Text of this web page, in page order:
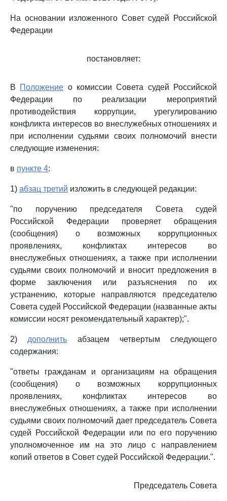
На основании изложенного Совет судей Российской
Федерации
постановляет:
В Положение о комиссии Совета судей Российской
Федерации по реализации мероприятий
противодействия коррупции, урегулированию
конфликта интересов во внеслужебных отношениях и
при исполнении судьями своих полномочий внести
следующие изменения:
в пункте 4:
1) абзац третий изложить в следующей редакции:
"по поручению председателя Совета судей
Российской Федерации проверяет обращения
(сообщения) о возможных коррупционных
проявлениях, конфликтах интересов во
внеслужебных отношениях, а также при исполнении
судьями своих полномочий и вносит предложения в
форме заключения или разъяснения по их
устранению, которые направляются председателю
Совета судей Российской Федерации (названные акты
комиссии носят рекомендательный характер);".
2) дополнить абзацем четвертым следующего
содержания:
"ответы гражданам и организациям на обращения
(сообщения) о возможных коррупционных
проявлениях, конфликтах интересов во
внеслужебных отношениях, а также при исполнении
судьями своих полномочий дает председатель Совета
судей Российской Федерации или по его поручению
уполномоченное им на это лицо с направлением
копий ответов в Совет судей Российской Федерации.".
Председатель Совета